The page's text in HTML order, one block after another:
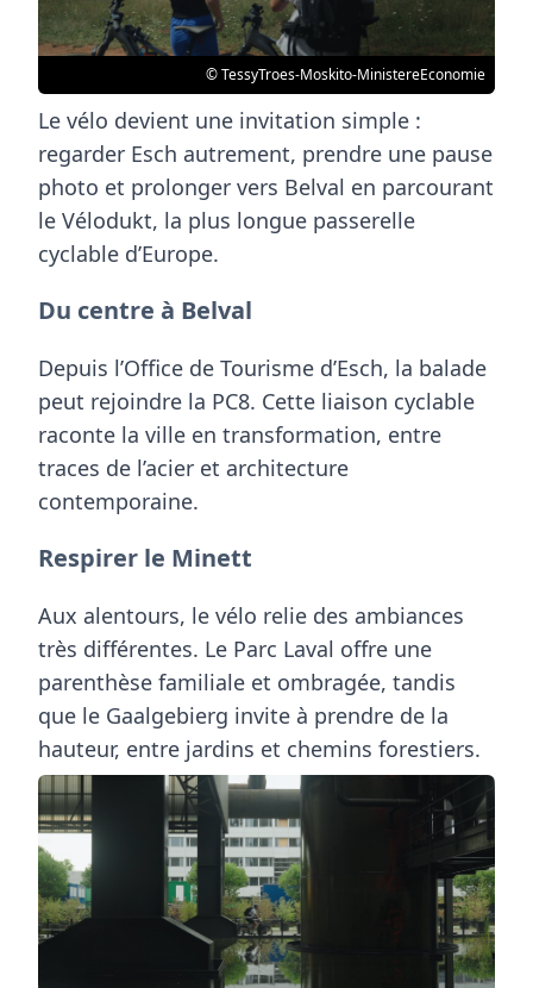
© TessyTroes-Moskito-MinistereEconomie
Le vélo devient une invitation simple :
regarder Esch autrement, prendre une pause
photo et prolonger vers Belval en parcourant
le Vélodukt, la plus longue passerelle
cyclable d’Europe.
Du centre à Belval
Depuis l’Office de Tourisme d’Esch, la balade
peut rejoindre la PC8. Cette liaison cyclable
raconte la ville en transformation, entre
traces de l’acier et architecture
contemporaine.
Respirer le Minett
Aux alentours, le vélo relie des ambiances
très différentes. Le Parc Laval offre une
parenthèse familiale et ombragée, tandis
que le Gaalgebierg invite à prendre de la
hauteur, entre jardins et chemins forestiers.